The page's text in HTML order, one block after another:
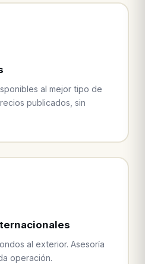
al mejor tipo de
publicados, sin
al exterior. Asesoría
operación.